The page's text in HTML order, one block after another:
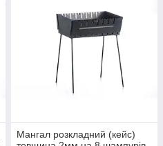
Мангал розкладний (кейс)